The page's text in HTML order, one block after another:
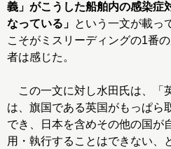
義」がこうした船舶内の感染症
なっている」 という一文が載っ
こそがミスリーディングの1番
者は感じた。
この一文に対し水田氏は、「
は、旗国である英国がもっぱら
でき、日本を含めその他の国が
用・執行することはできない、